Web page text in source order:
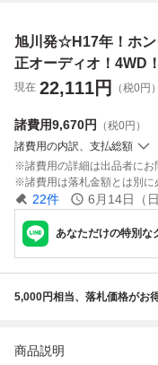
旭川発☆H17年！ホ
正オーディオ！4WD
現在 22,111円 （税0円）
諸費用9,670円
（税0円）
諸費用の内訳、支払総額
諸費用の詳細は出品者に
諸費用は落札金額とは別に
22件 6月14日（
あなただけの特別な
5,000円相当、落札価格がお
商品説明